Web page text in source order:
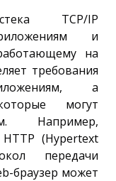
TCP/IP
и
на
требования
а
могут
Например,
(Hypertext
передачи
браузер может